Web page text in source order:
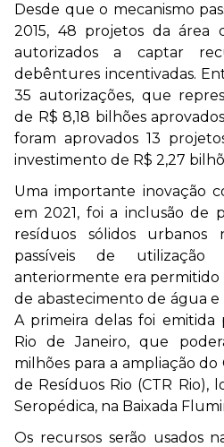
Desde que o mecanismo
2015, 48 projetos da área
autorizados a captar
debêntures incentivadas.
35 autorizações, que
de R$ 8,18 bilhões
foram aprovados 13
investimento de R$ 2,27
Uma importante inovação
em 2021, foi a inclusão de
resíduos sólidos urbanos
passíveis de
anteriormente era permitido
de abastecimento de água
A primeira delas foi emitida
Rio de Janeiro, que
milhões para a ampliação
de Resíduos Rio (CTR Rio),
Seropédica, na Baixada
Os recursos serão usados